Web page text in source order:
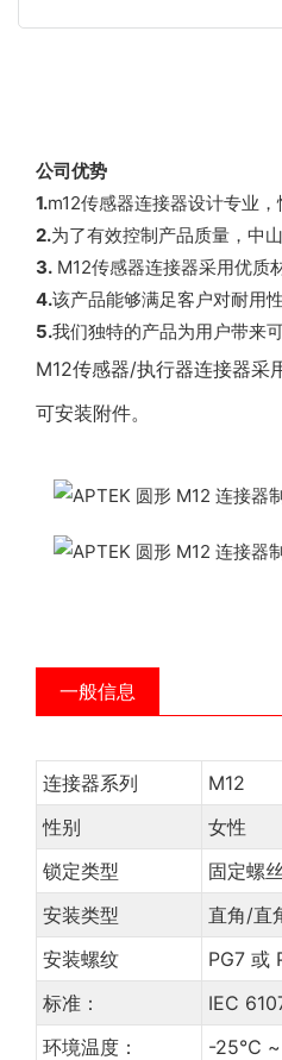
公司优势
1.m12传感器连接器设计专业
2.为了有效控制产品质量，中
3. M12传感器连接器采用优质
4.该产品能够满足客户对耐用
5.我们独特的产品为用户带来
M12传感器/执行器连接器采
可安装附件。
一般信息
连接器系列
M12
性别
女性
锁定类型
固定螺丝
安装类型
直角/直
安装螺纹
PG7 或
标准：
IEC
环境温度：
-25℃